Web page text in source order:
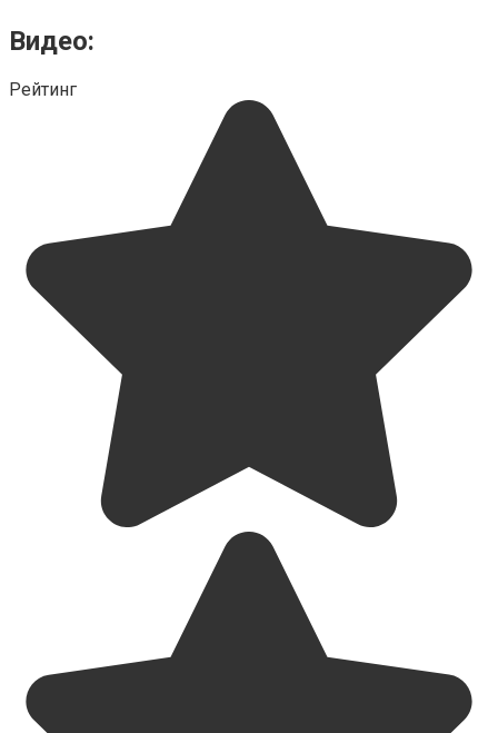
Видео:
Рейтинг